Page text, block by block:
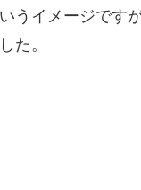
うイメージです
た。